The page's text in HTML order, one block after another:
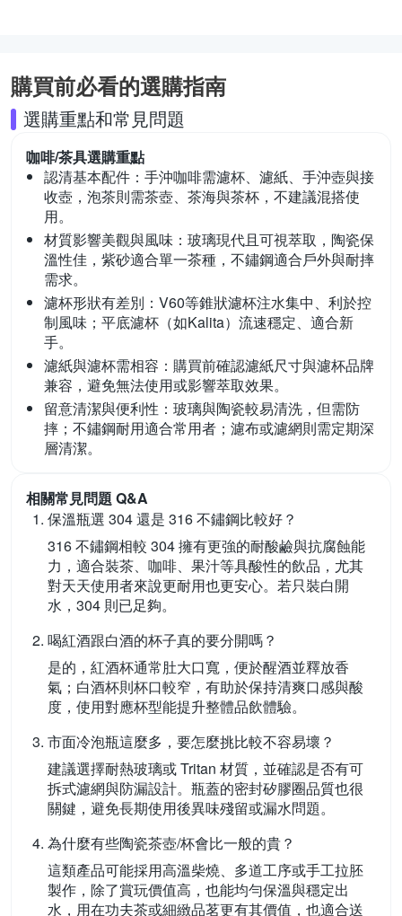
購買前必看的選購指南
選購重點和常見問題
咖啡/茶具選購重點
認清基本配件： 手沖咖啡需濾杯、濾紙、手沖壺與接
收壺，泡茶則需茶壺、茶海與茶杯，不建議混搭使
用。
材質影響美觀與風味： 玻璃現代且可視萃取，陶瓷保
溫性佳，紫砂適合單一茶種，不鏽鋼適合戶外與耐摔
需求。
濾杯形狀有差別： V60等錐狀濾杯注水集中、利於控
制風味；平底濾杯（如Kalita）流速穩定、適合新
手。
濾紙與濾杯需相容： 購買前確認濾紙尺寸與濾杯品牌
兼容，避免無法使用或影響萃取效果。
留意清潔與便利性： 玻璃與陶瓷較易清洗，但需防
摔；不鏽鋼耐用適合常用者；濾布或濾網則需定期深
層清潔。
相關常見問題 Q&A
保溫瓶選 304 還是 316 不鏽鋼比較好？
316 不鏽鋼相較 304 擁有更強的耐酸鹼與抗腐蝕能
力，適合裝茶、咖啡、果汁等具酸性的飲品，尤其
對天天使用者來說更耐用也更安心。若只裝白開
水，304 則已足夠。
喝紅酒跟白酒的杯子真的要分開嗎？
是的，紅酒杯通常肚大口寬，便於醒酒並釋放香
氣；白酒杯則杯口較窄，有助於保持清爽口感與酸
度，使用對應杯型能提升整體品飲體驗。
市面冷泡瓶這麼多，要怎麼挑比較不容易壞？
建議選擇耐熱玻璃或 Tritan 材質，並確認是否有可
拆式濾網與防漏設計。瓶蓋的密封矽膠圈品質也很
關鍵，避免長期使用後異味殘留或漏水問題。
為什麼有些陶瓷茶壺/杯會比一般的貴？
這類產品可能採用高溫柴燒、多道工序或手工拉胚
製作，除了賞玩價值高，也能均勻保溫與穩定出
水，用在功夫茶或細緻品茗更有其價值，也適合送